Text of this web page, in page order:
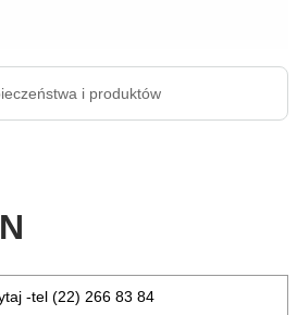
i produktów
-tel (22) 266 83 84